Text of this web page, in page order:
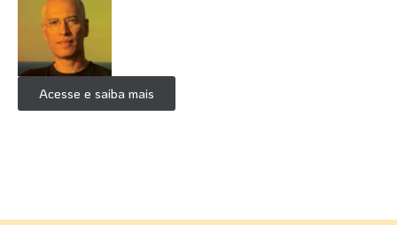
Acesse e saiba mais